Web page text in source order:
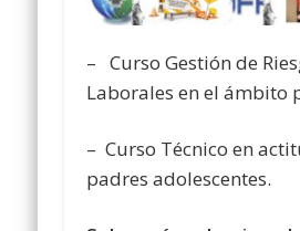
– Curso Gestión de
Laborales en el ámbito
– Curso Técnico en
padres adolescentes.